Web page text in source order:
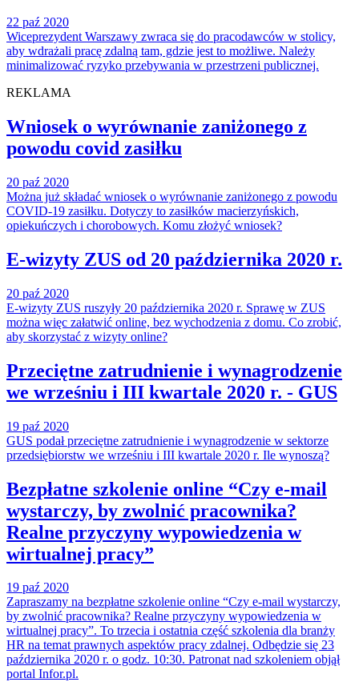
22 paź 2020
Wiceprezydent Warszawy zwraca się do pracodawców w stolicy,
aby wdrażali pracę zdalną tam, gdzie jest to możliwe. Należy
minimalizować ryzyko przebywania w przestrzeni publicznej.
REKLAMA
Wniosek o wyrównanie zaniżonego z
powodu covid zasiłku
20 paź 2020
Można już składać wniosek o wyrównanie zaniżonego z powodu
COVID-19 zasiłku. Dotyczy to zasiłków macierzyńskich,
opiekuńczych i chorobowych. Komu złożyć wniosek?
E-wizyty ZUS od 20 października 2020 r.
20 paź 2020
E-wizyty ZUS ruszyły 20 października 2020 r. Sprawę w ZUS
można więc załatwić online, bez wychodzenia z domu. Co zrobić,
aby skorzystać z wizyty online?
Przeciętne zatrudnienie i wynagrodzenie
we wrześniu i III kwartale 2020 r. - GUS
19 paź 2020
GUS podał przeciętne zatrudnienie i wynagrodzenie w sektorze
przedsiębiorstw we wrześniu i III kwartale 2020 r. Ile wynoszą?
Bezpłatne szkolenie online “Czy e-mail
wystarczy, by zwolnić pracownika?
Realne przyczyny wypowiedzenia w
wirtualnej pracy”
19 paź 2020
Zapraszamy na bezpłatne szkolenie online “Czy e-mail wystarczy,
by zwolnić pracownika? Realne przyczyny wypowiedzenia w
wirtualnej pracy”. To trzecia i ostatnia część szkolenia dla branży
HR na temat prawnych aspektów pracy zdalnej. Odbędzie się 23
października 2020 r. o godz. 10:30. Patronat nad szkoleniem objął
portal Infor.pl.